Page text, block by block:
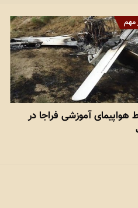
مهم
هواپیمای آموزشی فراجا در